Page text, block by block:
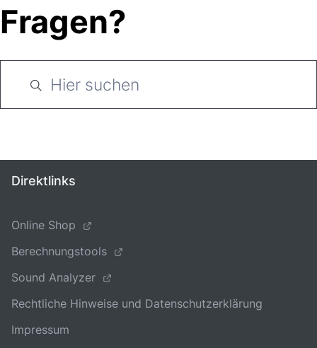
Fragen?
Direktlinks
Online Shop
Berechnungstools
Sound Analyzer
Rechtliche Hinweise und Datenschutzerklärung
Impressum